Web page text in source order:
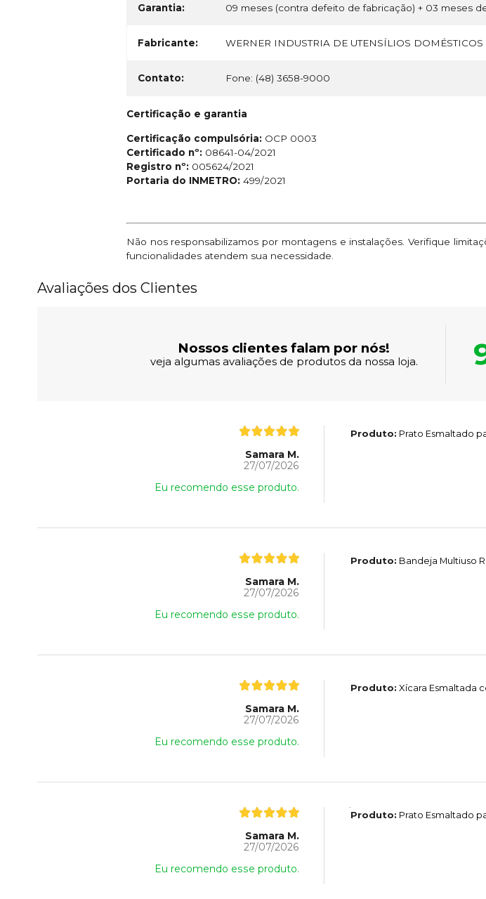
Garantia: 09 meses (contra defeito de fabricação) + 03 meses
Fabricante: WERNER INDUSTRIA DE UTENSÍLIOS DOMÉSTICOS
Contato: Fone: (48) 3658-9000
Certificação e garantia
Certificação compulsória: OCP 0003
Certificado nº: 08641-04/2021
Registro nº: 005624/2021
Portaria do INMETRO: 499/2021
Não nos responsabilizamos por montagens e instalações. Verifique
funcionalidades atendem sua necessidade.
Avaliações dos Clientes
Nossos clientes falam por nós!
veja algumas avaliações de produtos da nossa loja.
Samara M.
27/07/2026
Eu recomendo esse produto.
Produto: Prato Esmaltado
Samara M.
27/07/2026
Eu recomendo esse produto.
Produto: Bandeja Multiuso
Samara M.
27/07/2026
Eu recomendo esse produto.
Produto: Xícara Esmaltada
Samara M.
27/07/2026
Eu recomendo esse produto.
Produto: Prato Esmaltado